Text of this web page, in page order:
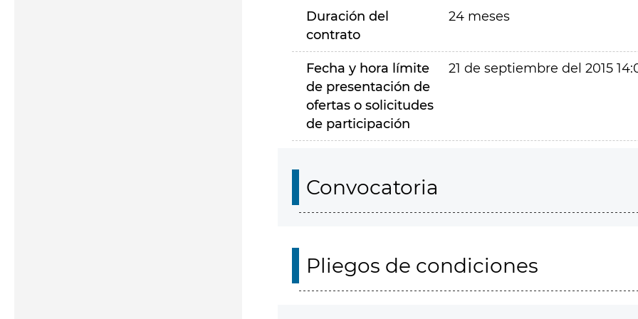
Duración del
contrato
24 meses
Fecha y hora límite
de presentación de
ofertas o solicitudes
de participación
21 de septiembre del 2015
Convocatoria
Pliegos de condiciones